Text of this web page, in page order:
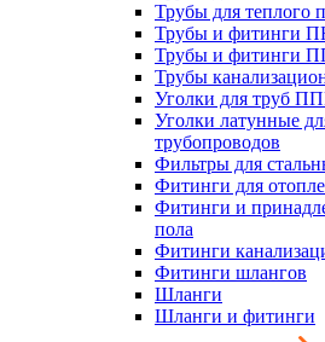
Трубы для теплого
Трубы и фитинги
Трубы и фитинги
Трубы
Уголки для труб
Уголки латунные
трубопроводов
Фильтры для
Фитинги для
Фитинги и
пола
Фитинги
Фитинги шлангов
Шланги
Шланги и фитинги